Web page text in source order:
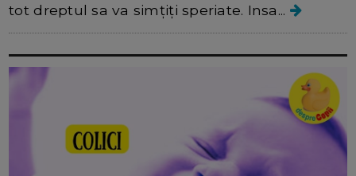
tot dreptul sa va simțiți speriate. Insa...